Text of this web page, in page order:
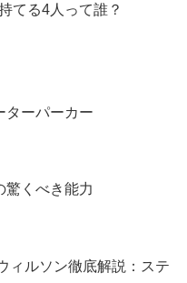
てる4人って誰？
ターパーカー
驚くべき能力
ィルソン徹底解説：ステ